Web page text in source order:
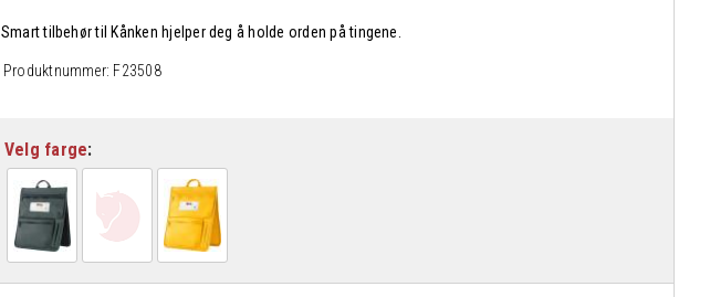
Smart tilbehør til Kånken hjelper deg å holde orden på tingene.
Produktnummer: F23508
Velg farge